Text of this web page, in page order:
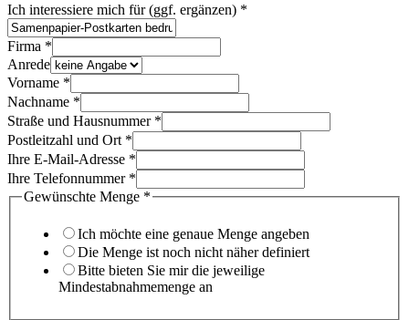
Straße
werden
Firma
Ich interessiere mich für (ggf. ergänzen) *
Firma *
Anrede
Vorname *
Nachname *
Straße und Hausnummer *
Postleitzahl und Ort *
Ihre E-Mail-Adresse *
Ihre Telefonnummer *
Gewünschte Menge *
Ich möchte eine genaue Menge angeben
Die Menge ist noch nicht näher definiert
Bitte bieten Sie mir die jeweilige
Mindestabnahmemenge an